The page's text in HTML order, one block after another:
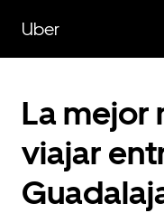
contenido
principal
Uber
La mejor
viajar